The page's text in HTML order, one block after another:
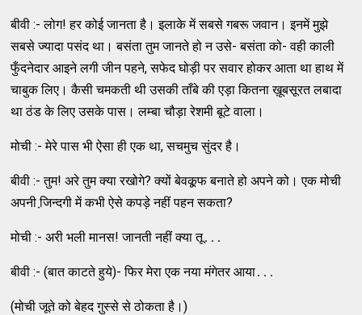
बीवी :- लोग! हर कोई जानता है। इलाके में सबसे गबरू जवान। इनमें मुझे
सबसे ज्‍यादा पसंद था। बसंता तुम जानते हो न उसे- बसंता को- वही काली
फुँदनेदार आइने लगी जीन पहने, सफेद घोड़ी पर सवार होकर आता था हाथ में
चाबुक लिए। कैसी चमकती थी उसकी ताँबे की एड़ा कितना ख़ूबसूरत लबादा
था ठंड के लिए उसके पास। लम्‍बा चौड़ा रेशमी बूटे वाला।
मोची :- मेरे पास भी ऐसा ही एक था, सचमुच सुंदर है।
बीवी :- तुम! अरे तुम क्‍या रखोगे? क्‍यों बेवकू़फ बनाते हो अपने को। एक मोची
अपनी जि़न्‍दगी में कभी ऐसे कपड़े नहीं पहन सकता?
मोची :- अरी भली मानस! जानती नहीं क्‍या तू․․․
बीवी :- (बात काटते हुये)- फिर मेरा एक नया मंगेतर आया․․․
(मोची जूते को बेहद गु़स्‍से से ठोकता है।)